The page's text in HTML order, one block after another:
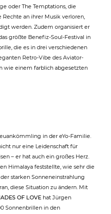
oder The Temptations, die
an ihrer Musik verloren,
werden. Zudem organisiert er
größte Benefiz-Soul-Festival in
die es in drei verschiedenen
Retro-Vibe des Aviator-
wie einem farblich abgesetzten
in der eYo-Familie.
nur eine Leidenschaft für
– er hat auch ein großes Herz.
Himalaya feststellte, wie sehr die
starken Sonneneinstrahlung
diese Situation zu ändern. Mit
OF LOVE hat Jürgen
Sonnenbrillen in den